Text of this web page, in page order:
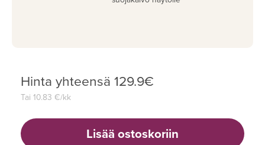
Hinta yhteensä 129.9€
Tai 10.83 €/kk
Lisää ostoskoriin